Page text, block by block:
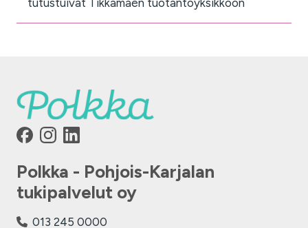
tutustuivat Tikkamäen tuotantoyksikköön
Polkka - Pohjois-Karjalan
tukipalvelut oy
013 245 0000